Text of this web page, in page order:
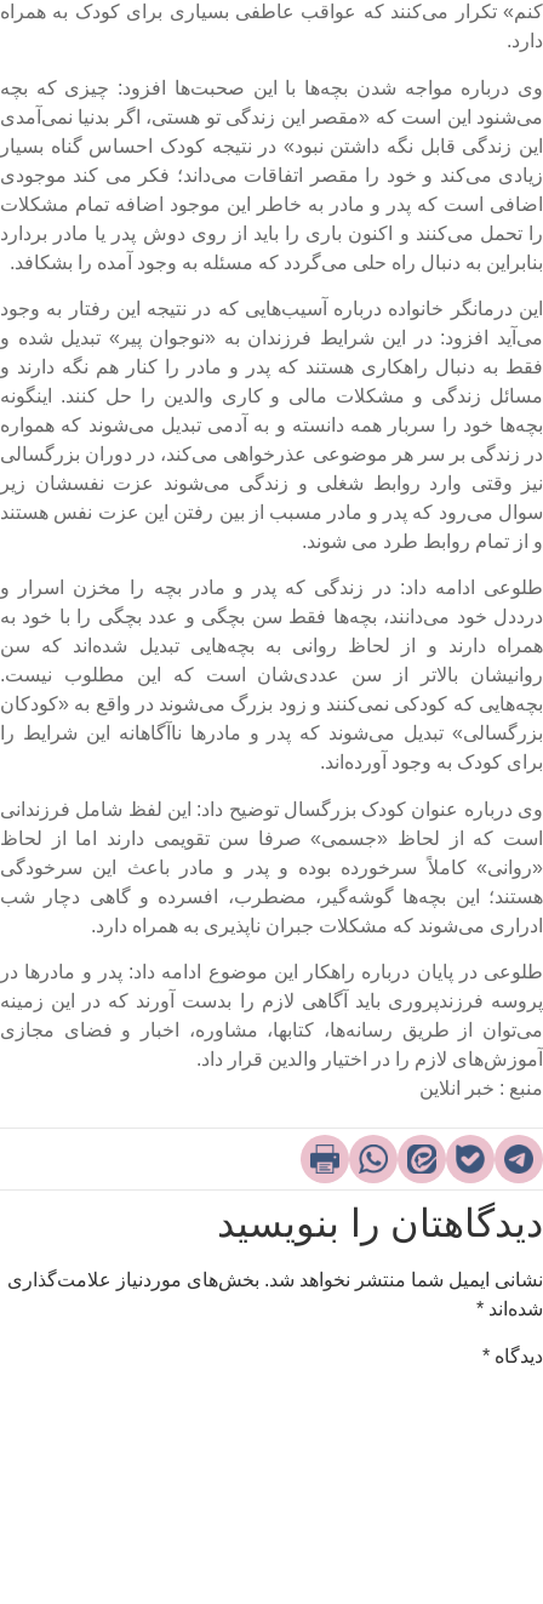
تکرار می‌کنند که عواقب عاطفی بسیاری برای کودک به همراه
درباره مواجه شدن بچه‌ها با این صحبت‌ها افزود: چیزی که بچه
این است که «مقصر این زندگی تو هستی، اگر بدنیا نمی‌آمدی
زندگی قابل نگه داشتن نبود» در نتیجه کودک احساس گناه بسیار
می‌کند و خود را مقصر اتفاقات می‌داند؛ فکر می کند موجودی
است که پدر و مادر به خاطر این موجود اضافه تمام مشکلات
تحمل می‌کنند و اکنون باری را باید از روی دوش پدر یا مادر بردارد
به دنبال راه حلی می‌گردد که مسئله‌ به وجود آمده را بشکافد.
درمانگر خانواده درباره آسیب‌هایی که در نتیجه این رفتار به وجود
افزود: در این شرایط فرزندان به «نوجوان پیر» تبدیل شده و
به دنبال راهکاری هستند که پدر و مادر را کنار هم نگه دارند و
زندگی و مشکلات مالی و کاری والدین را حل کنند. اینگونه
خود را سربار همه دانسته و به آدمی تبدیل می‌شوند که همواره
زندگی بر سر هر موضوعی عذرخواهی می‌کند، در دوران بزرگسالی
وقتی وارد روابط شغلی و زندگی می‌شوند عزت نفسشان زیر
می‌رود که پدر و مادر مسبب از بین رفتن این عزت نفس هستند
از تمام روابط طرد می شوند.
ادامه داد: در زندگی که پدر و مادر بچه را مخزن اسرار و
خود می‌دانند، بچه‌ها فقط سن بچگی و عدد بچگی را با خود به
دارند و از لحاظ روانی به بچه‌هایی تبدیل شده‌اند که سن
بالاتر از سن عددی‌شان است که این مطلوب نیست.
که کودکی نمی‌کنند و زود بزرگ می‌شوند در واقع به «کودکان
تبدیل می‌شوند که پدر و مادرها ناآگاهانه این شرایط را
کودک به وجود آورده‌اند.
درباره عنوان کودک بزرگسال توضیح داد: این لفظ شامل فرزندانی
که از لحاظ «جسمی» صرفا سن تقویمی دارند اما از لحاظ
کاملاً سرخورده بوده و پدر و مادر باعث این سرخودگی
این بچه‌ها گوشه‌گیر، مضطرب، افسرده و گاهی دچار شب
می‌شوند که مشکلات جبران ناپذیری به همراه دارد.
در پایان درباره راهکار این موضوع ادامه داد: پدر و مادرها در
فرزندپروری باید آگاهی لازم را بدست آورند که در این زمینه
از طریق رسانه‌ها، کتابها، مشاوره، اخبار و فضای مجازی
لازم را در اختیار والدین قرار داد.
: خبر انلاین
را بنویسید
ایمیل شما منتشر نخواهد شد. بخش‌های موردنیاز علامت‌گذاری
*
*